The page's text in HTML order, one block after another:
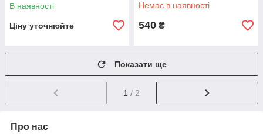
В наявності
Ціну уточнюйте
Немає в наявності
540 ₴
Показати ще
1 / 2
Про нас